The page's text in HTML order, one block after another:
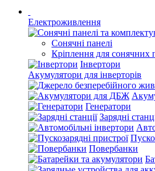
Електроживлення
Сонячні панелі
Кріплення для сонячних
Інвертори
Акумулятори для інверторів
Генератори
Зарядні
Повербанки